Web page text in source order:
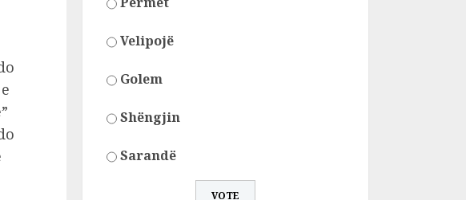
Velipojë
Golem
Shëngjin
Sarandë